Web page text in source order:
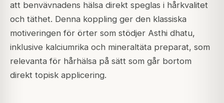
att benvävnadens hälsa direkt speglas i hårkvalitet
och täthet. Denna koppling ger den klassiska
motiveringen för örter som stödjer Asthi dhatu,
inklusive kalciumrika och mineraltäta preparat, som
relevanta för hårhälsa på sätt som går bortom
direkt topisk applicering.